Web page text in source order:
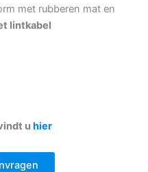
met rubberen mat en
lintkabel
u hier